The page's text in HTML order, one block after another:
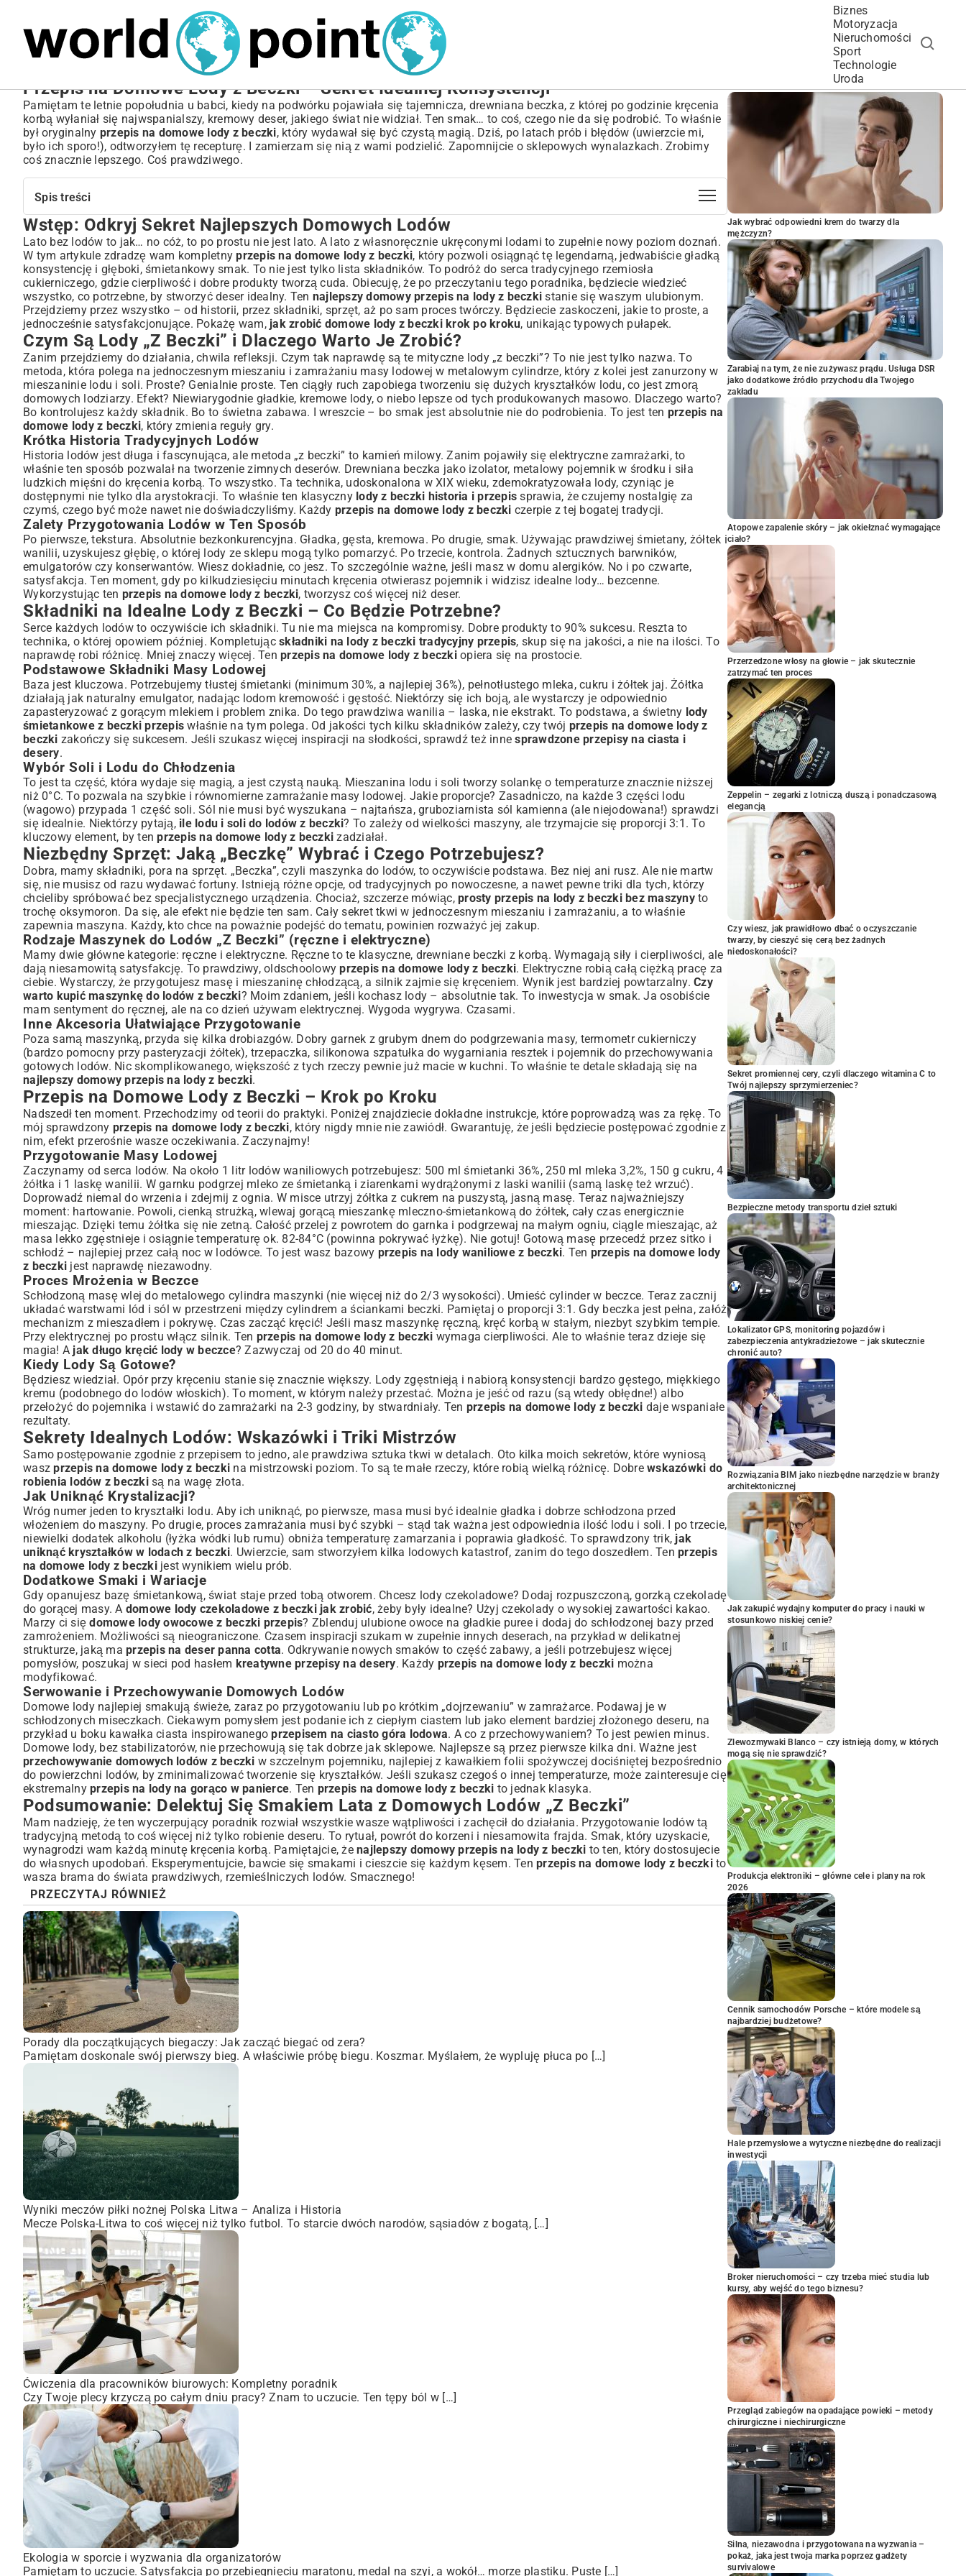
Biznes
Motoryzacja
Nieruchomości
Sport
Technologie
Uroda
Przepis na Domowe Lody z Beczki – Sekret Idealnej Konsystencji
Pamiętam te letnie popołudnia u babci, kiedy na podwórku pojawiała się tajemnicza, drewniana beczka, z której po godzinie kręcenia
korbą wyłaniał się najwspanialszy, kremowy deser, jakiego świat nie widział. Ten smak… to coś, czego nie da się podrobić. To właśnie
był oryginalny przepis na domowe lody z beczki, który wydawał się być czystą magią. Dziś, po latach prób i błędów (uwierzcie mi,
było ich sporo!), odtworzyłem tę recepturę. I zamierzam się nią z wami podzielić. Zapomnijcie o sklepowych wynalazkach. Zrobimy
coś znacznie lepszego. Coś prawdziwego.
Spis treści
Wstęp: Odkryj Sekret Najlepszych Domowych Lodów
Czym Są Lody „Z Beczki” i Dlaczego Warto Je Zrobić?
Krótka Historia Tradycyjnych Lodów
Zalety Przygotowania Lodów w Ten Sposób
Składniki na Idealne Lody z Beczki – Co Będzie Potrzebne?
Podstawowe Składniki Masy Lodowej
Wybór Soli i Lodu do Chłodzenia
Niezbędny Sprzęt: Jaką „Beczkę” Wybrać i Czego Potrzebujesz?
Rodzaje Maszynek do Lodów „Z Beczki” (ręczne i elektryczne)
Inne Akcesoria Ułatwiające Przygotowanie
Przepis na Domowe Lody z Beczki – Krok po Kroku
Przygotowanie Masy Lodowej
Proces Mrożenia w Beczce
Kiedy Lody Są Gotowe?
Sekrety Idealnych Lodów: Wskazówki i Triki Mistrzów
Jak Uniknąć Krystalizacji?
Dodatkowe Smaki i Wariacje
Serwowanie i Przechowywanie Domowych Lodów
Podsumowanie: Delektuj Się Smakiem Lata z Domowych Lodów „Z Beczki”
Wstęp: Odkryj Sekret Najlepszych Domowych Lodów
Lato bez lodów to jak… no cóż, to po prostu nie jest lato. A lato z własnoręcznie ukręconymi lodami to zupełnie nowy poziom doznań.
W tym artykule zdradzę wam kompletnyprzepis na domowe lody z beczki, który pozwoli osiągnąć tę legendarną, jedwabiście gładką
konsystencję i głęboki, śmietankowy smak. To nie jest tylko lista składników. To podróż do serca tradycyjnego rzemiosła
cukierniczego, gdzie cierpliwość i dobre produkty tworzą cuda. Obiecuję, że po przeczytaniu tego poradnika, będziecie wiedzieć
wszystko, co potrzebne, by stworzyć deser idealny. Ten najlepszy domowy przepis na lody z beczki stanie się waszym ulubionym.
Przejdziemy przez wszystko – od historii, przez składniki, sprzęt, aż po sam proces twórczy. Będziecie zaskoczeni, jakie to proste, a
jednocześnie satysfakcjonujące. Pokażę wam, jak zrobić domowe lody z beczki krok po kroku, unikając typowych pułapek.
Czym Są Lody „Z Beczki” i Dlaczego Warto Je Zrobić?
Zanim przejdziemy do działania, chwila refleksji. Czym tak naprawdę są te mityczne lody „z beczki”? To nie jest tylko nazwa. To
metoda, która polega na jednoczesnym mieszaniu i zamrażaniu masy lodowej w metalowym cylindrze, który z kolei jest zanurzony w
mieszaninie lodu i soli. Proste? Genialnie proste. Ten ciągły ruch zapobiega tworzeniu się dużych kryształków lodu, co jest zmorą
domowych lodziarzy. Efekt? Niewiarygodnie gładkie, kremowe lody, o niebo lepsze od tych produkowanych masowo. Dlaczego warto?
Bo kontrolujesz każdy składnik. Bo to świetna zabawa. I wreszcie – bo smak jest absolutnie nie do podrobienia. To jest ten przepis na
domowe lody z beczki, który zmienia reguły gry.
Krótka Historia Tradycyjnych Lodów
Historia lodów jest długa i fascynująca, ale metoda „z beczki” to kamień milowy. Zanim pojawiły się elektryczne zamrażarki, to
właśnie ten sposób pozwalał na tworzenie zimnych deserów. Drewniana beczka jako izolator, metalowy pojemnik w środku i siła
ludzkich mięśni do kręcenia korbą. To wszystko. Ta technika, udoskonalona w XIX wieku, zdemokratyzowała lody, czyniąc je
dostępnymi nie tylko dla arystokracji. To właśnie ten klasyczny lody z beczki historia i przepis sprawia, że czujemy nostalgię za
czymś, czego być może nawet nie doświadczyliśmy. Każdy przepis na domowe lody z beczki czerpie z tej bogatej tradycji.
Zalety Przygotowania Lodów w Ten Sposób
Po pierwsze, tekstura. Absolutnie bezkonkurencyjna. Gładka, gęsta, kremowa. Po drugie, smak. Używając prawdziwej śmietany, żółtek i
wanilii, uzyskujesz głębię, o której lody ze sklepu mogą tylko pomarzyć. Po trzecie, kontrola. Żadnych sztucznych barwników,
emulgatorów czy konserwantów. Wiesz dokładnie, co jesz. To szczególnie ważne, jeśli masz w domu alergików. No i po czwarte,
satysfakcja. Ten moment, gdy po kilkudziesięciu minutach kręcenia otwierasz pojemnik i widzisz idealne lody… bezcenne.
Wykorzystując ten przepis na domowe lody z beczki, tworzysz coś więcej niż deser.
Składniki na Idealne Lody z Beczki – Co Będzie Potrzebne?
Serce każdych lodów to oczywiście ich składniki. Tu nie ma miejsca na kompromisy. Dobre produkty to 90% sukcesu. Reszta to
technika, o której opowiem później. Kompletując składniki na lody z beczki tradycyjny przepis, skup się na jakości, a nie na ilości. To
naprawdę robi różnicę. Mniej znaczy więcej. Ten przepis na domowe lody z beczkiopiera się na prostocie.
Podstawowe Składniki Masy Lodowej
Baza jest kluczowa. Potrzebujemy tłustej śmietanki (minimum 30%, a najlepiej 36%), pełnotłustego mleka, cukru i żółtek jaj. Żółtka
działają jak naturalny emulgator, nadając lodom kremowość i gęstość. Niektórzy się ich boją, ale wystarczy je odpowiednio
zapasteryzować z gorącym mlekiem i problem znika. Do tego prawdziwa wanilia – laska, nie ekstrakt. To podstawa, a świetny lody
śmietankowe z beczki przepis właśnie na tym polega. Od jakości tych kilku składników zależy, czy twój przepis na domowe lody z
beczki zakończy się sukcesem. Jeśli szukasz więcej inspiracji na słodkości, sprawdź też innesprawdzone przepisy na ciasta i
desery.
Wybór Soli i Lodu do Chłodzenia
To jest ta część, która wydaje się magią, a jest czystą nauką. Mieszanina lodu i soli tworzy solankę o temperaturze znacznie niższej
niż 0°C. To pozwala na szybkie i równomierne zamrażanie masy lodowej. Jakie proporcje? Zasadniczo, na każde 3 części lodu
(wagowo) przypada 1 część soli. Sól nie musi być wyszukana – najtańsza, gruboziarnista sól kamienna (ale niejodowana!) sprawdzi
się idealnie. Niektórzy pytają, ile lodu i soli do lodów z beczki? To zależy od wielkości maszyny, ale trzymajcie się proporcji 3:1. To
kluczowy element, by tenprzepis na domowe lody z beczki zadziałał.
Niezbędny Sprzęt: Jaką „Beczkę” Wybrać i Czego Potrzebujesz?
Dobra, mamy składniki, pora na sprzęt. „Beczka”, czyli maszynka do lodów, to oczywiście podstawa. Bez niej ani rusz. Ale nie martw
się, nie musisz od razu wydawać fortuny. Istnieją różne opcje, od tradycyjnych po nowoczesne, a nawet pewne triki dla tych, którzy
chcieliby spróbować bez specjalistycznego urządzenia. Chociaż, szczerze mówiąc, prosty przepis na lody z beczki bez maszynyto
trochę oksymoron. Da się, ale efekt nie będzie ten sam. Cały sekret tkwi w jednoczesnym mieszaniu i zamrażaniu, a to właśnie
zapewnia maszyna. Każdy, kto chce na poważnie podejść do tematu, powinien rozważyć jej zakup.
Rodzaje Maszynek do Lodów „Z Beczki” (ręczne i elektryczne)
Mamy dwie główne kategorie: ręczne i elektryczne. Ręczne to te klasyczne, drewniane beczki z korbą. Wymagają siły i cierpliwości, ale
dają niesamowitą satysfakcję. To prawdziwy, oldschoolowyprzepis na domowe lody z beczki. Elektryczne robią całą ciężką pracę za
ciebie. Wystarczy, że przygotujesz masę i mieszaninę chłodzącą, a silnik zajmie się kręceniem. Wynik jest bardziej powtarzalny. Czy
warto kupić maszynkę do lodów z beczki? Moim zdaniem, jeśli kochasz lody – absolutnie tak. To inwestycja w smak. Ja osobiście
mam sentyment do ręcznej, ale na co dzień używam elektrycznej. Wygoda wygrywa. Czasami.
Inne Akcesoria Ułatwiające Przygotowanie
Poza samą maszynką, przyda się kilka drobiazgów. Dobry garnek z grubym dnem do podgrzewania masy, termometr cukierniczy
(bardzo pomocny przy pasteryzacji żółtek), trzepaczka, silikonowa szpatułka do wygarniania resztek i pojemnik do przechowywania
gotowych lodów. Nic skomplikowanego, większość z tych rzeczy pewnie już macie w kuchni. To właśnie te detale składają się na
najlepszy domowy przepis na lody z beczki.
Przepis na Domowe Lody z Beczki – Krok po Kroku
Nadszedł ten moment. Przechodzimy od teorii do praktyki. Poniżej znajdziecie dokładne instrukcje, które poprowadzą was za rękę. To
mój sprawdzony przepis na domowe lody z beczki, który nigdy mnie nie zawiódł. Gwarantuję, że jeśli będziecie postępować zgodnie z
nim, efekt przerośnie wasze oczekiwania. Zaczynajmy!
Przygotowanie Masy Lodowej
Zaczynamy od serca lodów. Na około 1 litr lodów waniliowych potrzebujesz: 500 ml śmietanki 36%, 250 ml mleka 3,2%, 150 g cukru, 4
żółtka i 1 laskę wanilii. W garnku podgrzej mleko ze śmietanką i ziarenkami wydrążonymi z laski wanilii (samą laskę też wrzuć).
Doprowadź niemal do wrzenia i zdejmij z ognia. W misce utrzyj żółtka z cukrem na puszystą, jasną masę. Teraz najważniejszy
moment: hartowanie. Powoli, cienką strużką, wlewaj gorącą mieszankę mleczno-śmietankową do żółtek, cały czas energicznie
mieszając. Dzięki temu żółtka się nie zetną. Całość przelej z powrotem do garnka i podgrzewaj na małym ogniu, ciągle mieszając, aż
masa lekko zgęstnieje i osiągnie temperaturę ok. 82-84°C (powinna pokrywać łyżkę). Nie gotuj! Gotową masę przecedź przez sitko i
schłodź – najlepiej przez całą noc w lodówce. To jest wasz bazowy przepis na lody waniliowe z beczki. Ten przepis na domowe lody
z beczki jest naprawdę niezawodny.
Proces Mrożenia w Beczce
Schłodzoną masę wlej do metalowego cylindra maszynki (nie więcej niż do 2/3 wysokości). Umieść cylinder w beczce. Teraz zacznij
układać warstwami lód i sól w przestrzeni między cylindrem a ściankami beczki. Pamiętaj o proporcji 3:1. Gdy beczka jest pełna, załóż
mechanizm z mieszadłem i pokrywę. Czas zacząć kręcić! Jeśli masz maszynkę ręczną, kręć korbą w stałym, niezbyt szybkim tempie.
Przy elektrycznej po prostu włącz silnik. Ten przepis na domowe lody z beczki wymaga cierpliwości. Ale to właśnie teraz dzieje się
magia! A jak długo kręcić lody w beczce? Zazwyczaj od 20 do 40 minut.
Kiedy Lody Są Gotowe?
Będziesz wiedział. Opór przy kręceniu stanie się znacznie większy. Lody zgęstnieją i nabiorą konsystencji bardzo gęstego, miękkiego
kremu (podobnego do lodów włoskich). To moment, w którym należy przestać. Można je jeść od razu (są wtedy obłędne!) albo
przełożyć do pojemnika i wstawić do zamrażarki na 2-3 godziny, by stwardniały. Ten przepis na domowe lody z beczki daje wspaniałe
rezultaty.
Sekrety Idealnych Lodów: Wskazówki i Triki Mistrzów
Samo postępowanie zgodnie z przepisem to jedno, ale prawdziwa sztuka tkwi w detalach. Oto kilka moich sekretów, które wyniosą
waszprzepis na domowe lody z beczki na mistrzowski poziom. To są te małe rzeczy, które robią wielką różnicę. Dobre wskazówki do
robienia lodów z beczkisą na wagę złota.
Jak Uniknąć Krystalizacji?
Wróg numer jeden to kryształki lodu. Aby ich uniknąć, po pierwsze, masa musi być idealnie gładka i dobrze schłodzona przed
włożeniem do maszyny. Po drugie, proces zamrażania musi być szybki – stąd tak ważna jest odpowiednia ilość lodu i soli. I po trzecie,
niewielki dodatek alkoholu (łyżka wódki lub rumu) obniża temperaturę zamarzania i poprawia gładkość. To sprawdzony trik, jak
uniknąć kryształków w lodach z beczki. Uwierzcie, sam stworzyłem kilka lodowych katastrof, zanim do tego doszedłem. Ten przepis
na domowe lody z beczkijest wynikiem wielu prób.
Dodatkowe Smaki i Wariacje
Gdy opanujesz bazę śmietankową, świat staje przed tobą otworem. Chcesz lody czekoladowe? Dodaj rozpuszczoną, gorzką czekoladę
do gorącej masy. A domowe lody czekoladowe z beczki jak zrobić, żeby były idealne? Użyj czekolady o wysokiej zawartości kakao.
Marzy ci siędomowe lody owocowe z beczki przepis? Zblenduj ulubione owoce na gładkie puree i dodaj do schłodzonej bazy przed
zamrożeniem. Możliwości są nieograniczone. Czasem inspiracji szukam w zupełnie innych deserach, na przykład w delikatnej
strukturze, jaką ma przepis na deser panna cotta. Odkrywanie nowych smaków to część zabawy, a jeśli potrzebujesz więcej
pomysłów, poszukaj w sieci pod hasłem kreatywne przepisy na desery. Każdy przepis na domowe lody z beczki można
modyfikować.
Serwowanie i Przechowywanie Domowych Lodów
Domowe lody najlepiej smakują świeże, zaraz po przygotowaniu lub po krótkim „dojrzewaniu” w zamrażarce. Podawaj je w
schłodzonych miseczkach. Ciekawym pomysłem jest podanie ich z ciepłym ciastem lub jako element bardziej złożonego deseru, na
przykład u boku kawałka ciasta inspirowanegoprzepisem na ciasto góra lodowa. A co z przechowywaniem? To jest pewien minus.
Domowe lody, bez stabilizatorów, nie przechowują się tak dobrze jak sklepowe. Najlepsze są przez pierwsze kilka dni. Ważne jest
przechowywanie domowych lodów z beczki w szczelnym pojemniku, najlepiej z kawałkiem folii spożywczej dociśniętej bezpośrednio
do powierzchni lodów, by zminimalizować tworzenie się kryształków. Jeśli szukasz czegoś o innej temperaturze, może zainteresuje cię
ekstremalny przepis na lody na gorąco w panierce. Ten przepis na domowe lody z beczki to jednak klasyka.
Podsumowanie: Delektuj Się Smakiem Lata z Domowych Lodów „Z Beczki”
Mam nadzieję, że ten wyczerpujący poradnik rozwiał wszystkie wasze wątpliwości i zachęcił do działania. Przygotowanie lodów tą
tradycyjną metodą to coś więcej niż tylko robienie deseru. To rytuał, powrót do korzeni i niesamowita frajda. Smak, który uzyskacie,
wynagrodzi wam każdą minutę kręcenia korbą. Pamiętajcie, że najlepszy domowy przepis na lody z beczki to ten, który dostosujecie
do własnych upodobań. Eksperymentujcie, bawcie się smakami i cieszcie się każdym kęsem. Ten przepis na domowe lody z beczkito
wasza brama do świata prawdziwych, rzemieślniczych lodów. Smacznego!
PRZECZYTAJ RÓWNIEŻ
Porady dla początkujących biegaczy: Jak zacząć biegać od zera?
Pamiętam doskonale swój pierwszy bieg. A właściwie próbę biegu. Koszmar. Myślałem, że wypluję płuca po […]
Wyniki meczów piłki nożnej Polska Litwa – Analiza i Historia
Mecze Polska-Litwa to coś więcej niż tylko futbol. To starcie dwóch narodów, sąsiadów z bogatą, […]
Ćwiczenia dla pracowników biurowych: Kompletny poradnik
Czy Twoje plecy krzyczą po całym dniu pracy? Znam to uczucie. Ten tępy ból w […]
Ekologia w sporcie i wyzwania dla organizatorów
Pamiętam to uczucie. Satysfakcja po przebiegnięciu maratonu, medal na szyi, a wokół… morze plastiku. Puste […]
POPULARNE ARTYKUŁY
Jak wybrać odpowiedni krem do twarzy dla
mężczyzn?
Zarabiaj na tym, że nie zużywasz prądu. Usługa DSR
jako dodatkowe źródło przychodu dla Twojego
zakładu
Atopowe zapalenie skóry – jak okiełznać wymagające
ciało?
Przerzedzone włosy na głowie – jak skutecznie
zatrzymać ten proces
Zeppelin – zegarki z lotniczą duszą i ponadczasową
elegancją
Czy wiesz, jak prawidłowo dbać o oczyszczanie
twarzy, by cieszyć się cerą bez żadnych
niedoskonałości?
Sekret promiennej cery, czyli dlaczego witamina C to
Twój najlepszy sprzymierzeniec?
Bezpieczne metody transportu dzieł sztuki
Lokalizator GPS, monitoring pojazdów i
zabezpieczenia antykradzieżowe – jak skutecznie
chronić auto?
Rozwiązania BIM jako niezbędne narzędzie w branży
architektonicznej
Jak zakupić wydajny komputer do pracy i nauki w
stosunkowo niskiej cenie?
Zlewozmywaki Blanco – czy istnieją domy, w których
mogą się nie sprawdzić?
Produkcja elektroniki – główne cele i plany na rok
2026
Cennik samochodów Porsche – które modele są
najbardziej budżetowe?
Hale przemysłowe a wytyczne niezbędne do realizacji
inwestycji
Broker nieruchomości – czy trzeba mieć studia lub
kursy, aby wejść do tego biznesu?
Przegląd zabiegów na opadające powieki – metody
chirurgiczne i niechirurgiczne
Silna, niezawodna i przygotowana na wyzwania –
pokaż, jaka jest twoja marka poprzez gadżety
survivalowe